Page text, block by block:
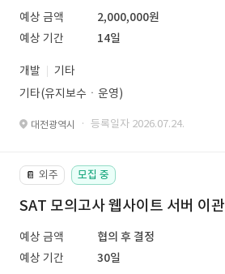
예상 금액
2,000,000원
예상 기간
14일
개발
기타
기타(유지보수ㆍ운영)
대전광역시 · 등록일자 2026.07.24.
📔 외주 모집 중
SAT 모의고사 웹사이트 서버 이
예상 금액
협의 후 결정
예상 기간
30일